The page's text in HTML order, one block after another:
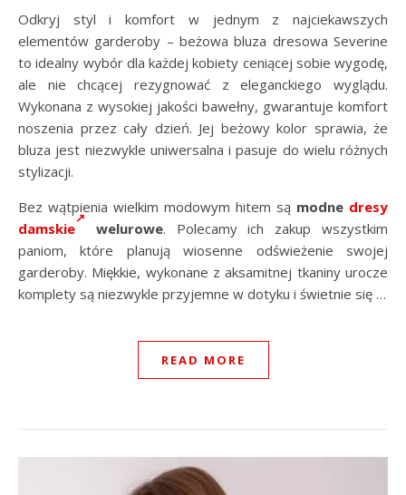
Odkryj styl i komfort w jednym z najciekawszych
elementów garderoby – beżowa bluza dresowa Severine
to idealny wybór dla każdej kobiety ceniącej sobie wygodę,
ale nie chcącej rezygnować z eleganckiego wyglądu.
Wykonana z wysokiej jakości bawełny, gwarantuje komfort
noszenia przez cały dzień. Jej beżowy kolor sprawia, że
bluza jest niezwykle uniwersalna i pasuje do wielu różnych
stylizacji.
Bez wątpienia wielkim modowym hitem są modne dresy
damskie
welurowe. Polecamy ich zakup wszystkim
paniom, które planują wiosenne odświeżenie swojej
garderoby. Miękkie, wykonane z aksamitnej tkaniny urocze
komplety są niezwykle przyjemne w dotyku i świetnie się …
READ MORE